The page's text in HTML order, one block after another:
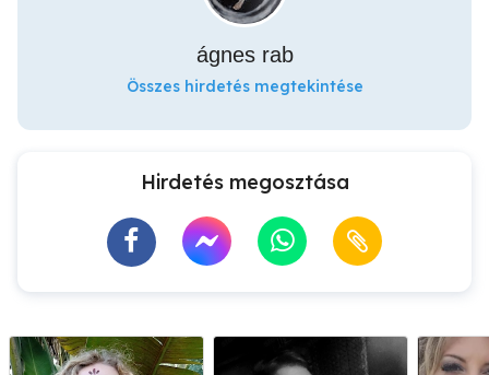
ágnes rab
Összes hirdetés megtekintése
Hirdetés megosztása